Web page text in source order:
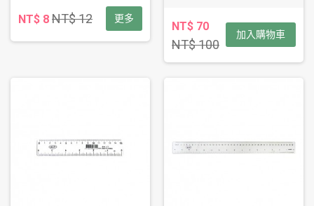
NT$ 8 NT$ 12 更多
NT$ 70
NT$ 100
加入購物車